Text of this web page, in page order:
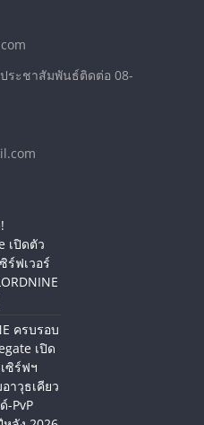
ระชาสัมพันธ์ติดต่อ 08-
เปิดตัว
ซิร์ฟเวอร์
ครบรอบ
เปิด
ซิร์ฟฯ
าวุธเคียว
-PvP